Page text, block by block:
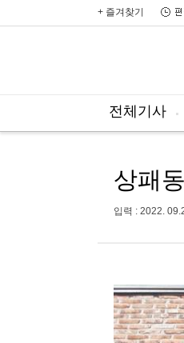
+ 즐겨찾기
전체기사
상패
입력 : 2022.